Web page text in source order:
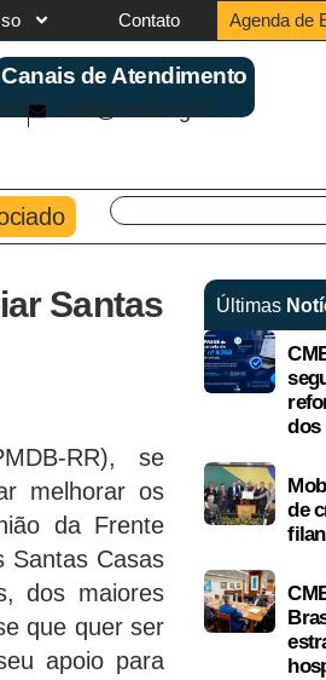
Contato Agenda de
Canais de Atendimento
cmb@cmb.org.br
Santas
RR), se
melhorar os
da Frente
Santas Casas
dos maiores
que quer ser
apoio para
Últimas
dos
de